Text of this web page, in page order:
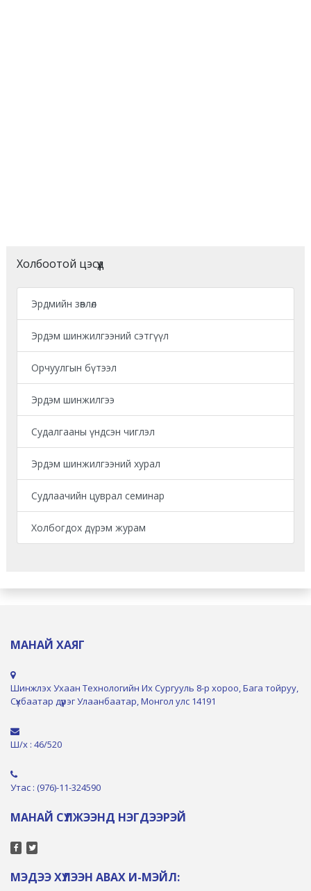
Холбоотой цэсүүд
Эрдмийн зөвлөл
Эрдэм шинжилгээний сэтгүүл
Орчуулгын бүтээл
Эрдэм шинжилгээ
Судалгааны үндсэн чиглэл
Эрдэм шинжилгээний хурал
Судлаачийн цуврал семинар
Холбогдох дүрэм журам
МАНАЙ ХАЯГ
Шинжлэх Ухаан Технологийн Их Сургууль 8-р хороо, Бага тойруу,
Сүхбаатар дүүрэг Улаанбаатар, Монгол улс 14191
Ш/х : 46/520
Утас : (976)-11-324590
МАНАЙ СҮЛЖЭЭНД НЭГДЭЭРЭЙ
МЭДЭЭ ХҮЛЭЭН АВАХ И-МЭЙЛ: